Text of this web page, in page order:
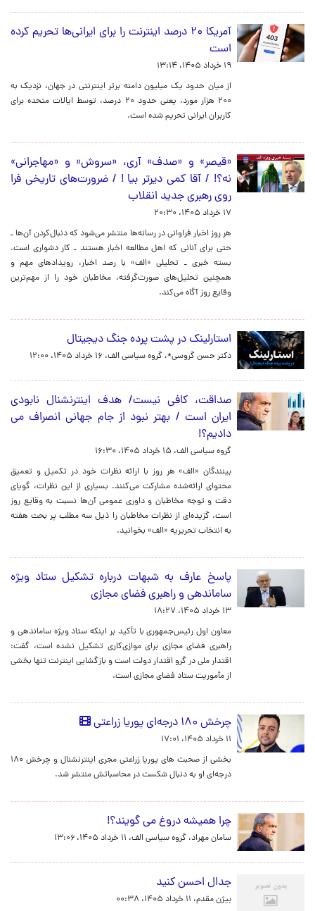
آمریکا ۲۰ درصد اینترنت را برای ایرانی‌ها تحریم کرده
است
۱۹ خرداد ۱۴۰۵، ۱۳:۱۴
از میان حدود یک میلیون دامنه برتر اینترنتی در جهان، نزدیک به
۲۰۰ هزار مورد، یعنی حدود ۲۰ درصد، توسط ایالات متحده برای
کاربران ایرانی تحریم شده است.
«قیصر» و «صدف» آری، «سروش» و «مهاجرانی»
نه؟! / آقا کمی دیرتر بیا ! / ضرورت‌های تاریخی فرا
روی رهبری جدید انقلاب
۱۷ خرداد ۱۴۰۵، ۲۰:۳۰
هر روز اخبار فراوانی در رسانه‌ها منتشر می‌شود که دنبال‌کردن آن‌ها ـ
حتی برای آنانی که اهل مطالعه اخبار هستند‌ ـ کار دشواری است.
بسته خبری ـ تحلیلی «الف» با رصد اخبار، رویدادهای مهم و
همچنین تحلیل‌های صورت‌گرفته، مخاطبان خود را از مهم‌ترین
وقایع روز آگاه می‌کند.
استارلینک در پشت پرده جنگ دیجیتال
دکتر حسن گروسی*، گروه سیاسی الف، ۱۶ خرداد ۱۴۰۵، ۱۲:۰۰
صداقت، کافی نیست/ هدف اینترنشنال نابودی
ایران است / بهتر نبود از جام جهانی انصراف می
دادیم؟!
گروه سیاسی الف، ۱۵ خرداد ۱۴۰۵، ۱۶:۳۰
بینندگان «الف» هر روز با ارائه نظرات خود در تکمیل و تعمیق
محتوای ارائه‌شده مشارکت می‌کنند. بسیاری از این نظرات، گویای
دقت و توجه مخاطبان و داوری عمومی آن‌ها نسبت به وقایع روز
است. گزیده‌ای از نظرات مخاطبان را ذیل سه مطلب پر بحث هفته
به انتخاب تحریریه «الف» بخوانید.
پاسخ عارف به شبهات درباره تشکیل ستاد ویژه
ساماندهی و راهبری فضای مجازی
۱۳ خرداد ۱۴۰۵، ۱۸:۲۷
معاون اول رئیس‌جمهوری با تأکید بر اینکه ستاد ویژه ساماندهی و
راهبری فضای مجازی برای موازی‌کاری تشکیل نشده است، گفت:
اقتدار ملی در گرو اقتدار دولت است و بازگشایی اینترنت تنها بخشی
از مأموریت ستاد فضای مجازی است.
چرخش ۱۸۰ درجه‌ای پوریا زراعتی
۱۱ خرداد ۱۴۰۵، ۱۷:۰۱
بخشی از صحبت های پوریا زراعتی مجری اینترنشنال و چرخش ۱۸۰
درجه‌ای او به دنبال شکست در محاسباتش منتشر شد.
چرا همیشه دروغ می گویند؟!
سامان مهراد، گروه سیاسی الف، ۱۱ خرداد ۱۴۰۵، ۱۳:۰۶
جدال احسن کنید
بیژن مقدم، ۱۱ خرداد ۱۴۰۵، ۰۰:۳۸